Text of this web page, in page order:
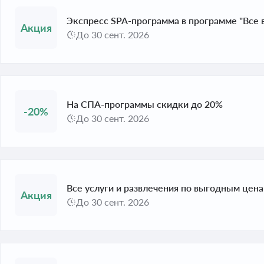
Экспресс SPA-программа в программе "Все
До 30 сент. 2026
-20%
На СПА-программы скидки до 20%
До 30 сент. 2026
Все услуги и развлечения по выгодным
До 30 сент. 2026